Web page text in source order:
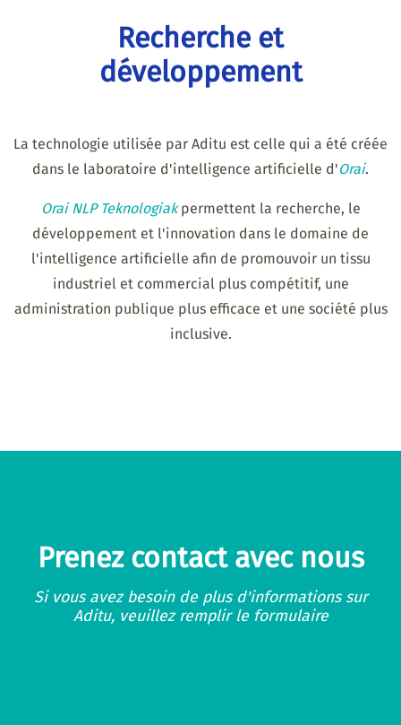
Recherche et
développement
La technologie utilisée par Aditu est celle qui a été créée
dans le laboratoire d'intelligence artificielle d'Orai.
Orai NLP Teknologiakpermettent la recherche, le
développement et l'innovation dans le domaine de
l'intelligence artificielle afin de promouvoir un tissu
industriel et commercial plus compétitif, une
administration publique plus efficace et une société plus
inclusive.
Prenez contact avec nous
Si vous avez besoin de plus d'informations sur
Aditu, veuillez remplir le formulaire